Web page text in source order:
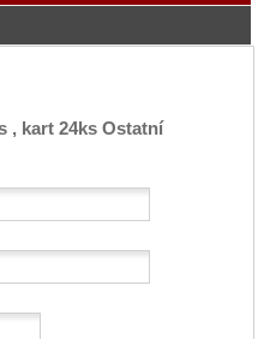
, kart 24ks Ostatní